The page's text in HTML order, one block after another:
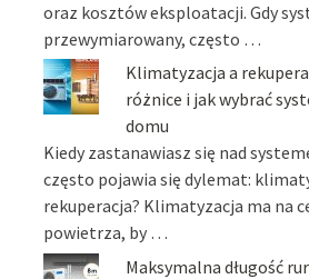
oraz kosztów eksploatacji. Gdy
przewymiarowany, często …
Klimatyzacja a
różnice i jak wybrać
domu
Kiedy zastanawiasz się nad
często pojawia się dylemat:
rekuperacja? Klimatyzacja ma na
powietrza, by …
Maksymalna długość